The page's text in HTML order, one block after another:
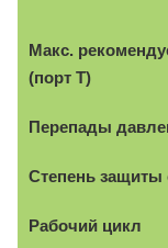
Макс.
(порт T)
Перепады
Степень защиты
Рабочий цикл